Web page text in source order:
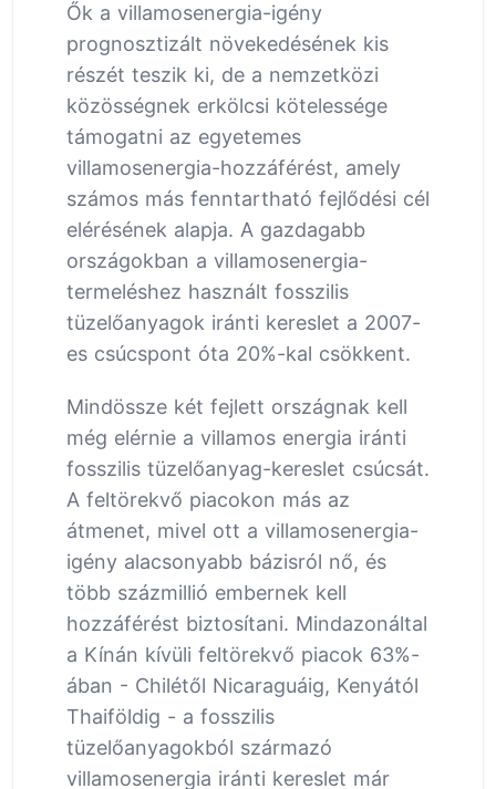
Ők a villamosenergia-igény
prognosztizált növekedésének kis
részét teszik ki, de a nemzetközi
közösségnek erkölcsi kötelessége
támogatni az egyetemes
villamosenergia-hozzáférést, amely
számos más fenntartható fejlődési cél
elérésének alapja. A gazdagabb
országokban a villamosenergia-
termeléshez használt fosszilis
tüzelőanyagok iránti kereslet a 2007-
es csúcspont óta 20%-kal csökkent.
Mindössze két fejlett országnak kell
még elérnie a villamos energia iránti
fosszilis tüzelőanyag-kereslet csúcsát.
A feltörekvő piacokon más az
átmenet, mivel ott a villamosenergia-
igény alacsonyabb bázisról nő, és
több százmillió embernek kell
hozzáférést biztosítani. Mindazonáltal
a Kínán kívüli feltörekvő piacok 63%-
ában - Chilétől Nicaraguáig, Kenyától
Thaiföldig - a fosszilis
tüzelőanyagokból származó
villamosenergia iránti kereslet már